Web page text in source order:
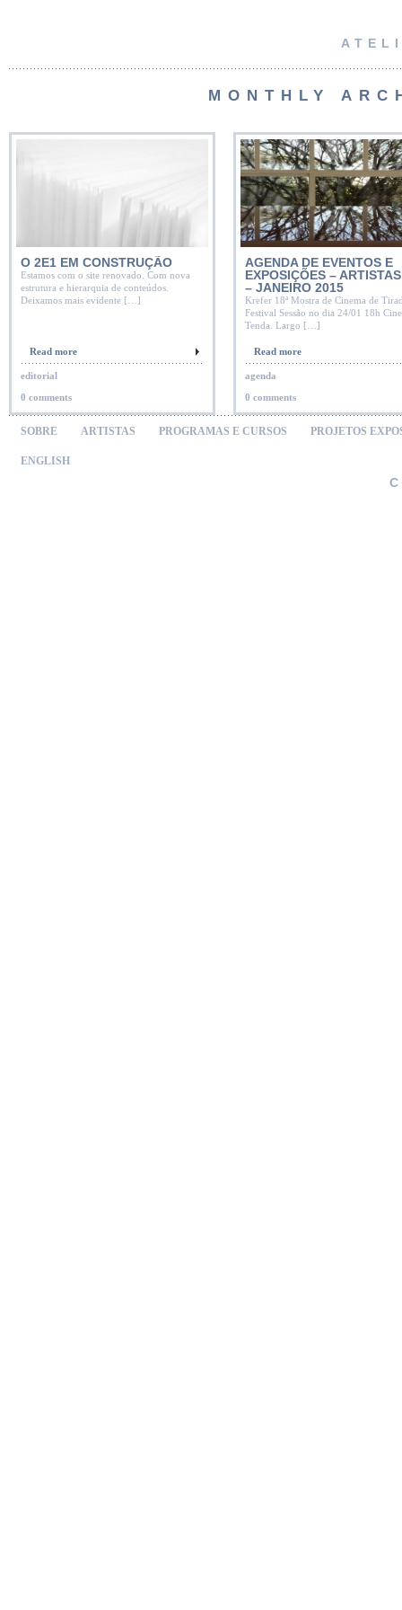
MONTHLY
O 2E1 EM CONSTRUÇÃO
Estamos com o site renovado. Com nova
estrutura e hierarquia de conteúdos.
Deixamos mais evidente […]
Read more
editorial
0 comments
AGENDA DE EVENTOS E
EXPOSIÇÕES –
– JANEIRO 2015
Krefer 18ª Mostra de Cinema de
Festival Sessão no dia 24/01 18h
Tenda. Largo […]
Read more
agenda
0 comments
SOBRE ARTISTAS PROGRAMAS E CURSOS PROJETOS
ENGLISH